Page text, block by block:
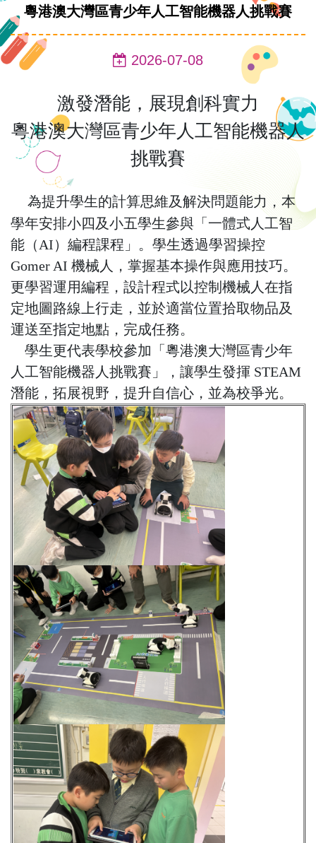
粵港澳大灣區青少年人工智能機器人挑戰賽
2026-07-08
激發潛能，展現創科實力
粵港澳大灣區青少年人工智能機器人
挑戰賽
為提升學生的計算思維及解決問題能力，本
學年安排小四及小五學生參與「一體式人工智
能（AI）編程課程」。學生透過學習操控
Gomer AI 機械人，掌握基本操作與應用技巧。
更學習運用編程，設計程式以控制機械人在指
定地圖路線上行走，並於適當位置拾取物品及
運送至指定地點，完成任務。
學生更代表學校參加「粵港澳大灣區青少年
人工智能機器人挑戰賽」，讓學生發揮 STEAM
潛能，拓展視野，提升自信心，並為校爭光。